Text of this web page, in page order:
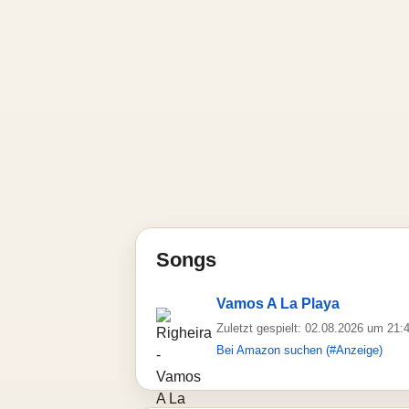
Songs
Vamos A La Playa
Zuletzt gespielt: 02.08.2026 um
Bei Amazon suchen (#Anzeige)